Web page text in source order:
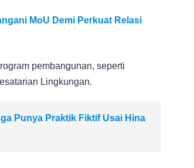
MoU Demi Perkuat Relasi
pembangunan, seperti
Lingkungan.
Punya Praktik Fiktif Usai Hina